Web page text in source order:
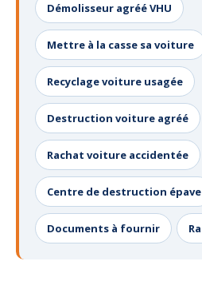
Démolisseur agréé VHU
Mettre à la casse sa voiture
Recyclage voiture usagée
Destruction voiture agréé
Rachat voiture accidentée
Centre de destruction épave
Documents à fournir